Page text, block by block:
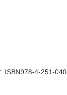
ISBN978-4-251-